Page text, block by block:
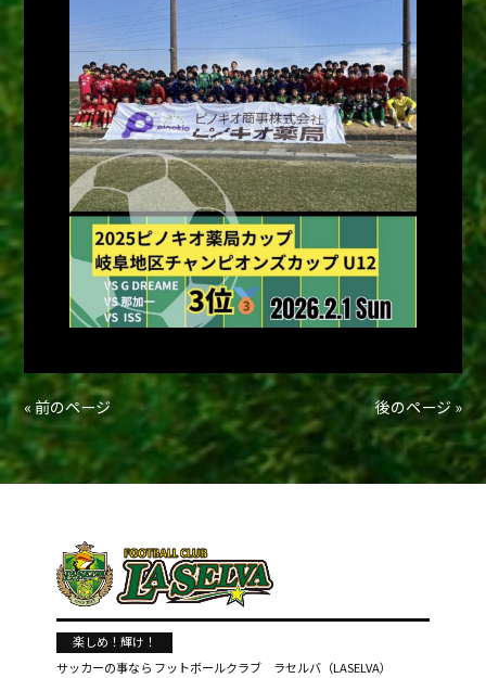
« 前のページ 後のページ »
楽しめ！輝け！
サッカーの事なら フットボールクラブ ラセルバ（LASELVA）